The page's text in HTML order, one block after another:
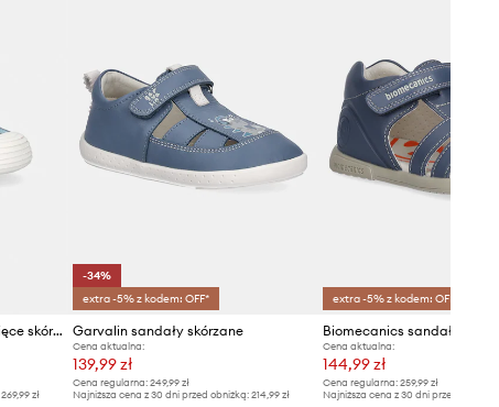
Biomecanics sandały dziecięce skórzane
269,99 zł
-34%
extra -5% z kodem: OFF*
Garvalin sandały skórzane
Cena aktualna:
139,99 zł
Cena regularna:249,99 zł
Najniższa cena z 30 dni przed obniżką:214,99 zł
extra -5% z kodem: OFF*
Cena aktualna:
144,99 zł
Cena regularna: 259,99 zł
Najniższa cena z 30 dni przed obniżką: